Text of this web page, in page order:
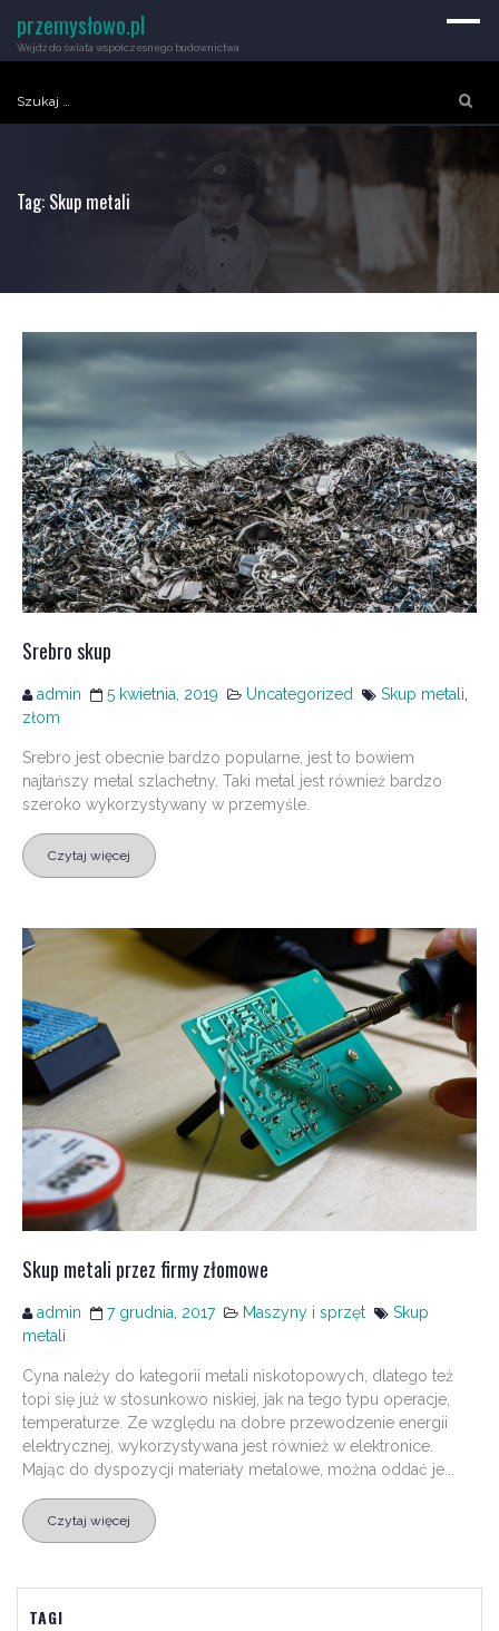
Szukaj:
przemysłowo.pl
Wejdź do świata współczesnego budownictwa
Tag: Skup metali
Srebro skup
admin 5 kwietnia, 2019 Uncategorized Skup metali,
złom
Srebro jest obecnie bardzo popularne, jest to bowiem
najtańszy metal szlachetny. Taki metal jest również bardzo
szeroko wykorzystywany w przemyśle.
Czytaj więcej
Skup metali przez firmy złomowe
admin 7 grudnia, 2017 Maszyny i sprzęt
Skup
metali
Cyna należy do kategorii metali niskotopowych, dlatego też
topi się już w stosunkowo niskiej, jak na tego typu operacje,
temperaturze. Ze względu na dobre przewodzenie energii
elektrycznej, wykorzystywana jest również w elektronice.
Mając do dyspozycji materiały metalowe, można oddać je...
Czytaj więcej
TAGI